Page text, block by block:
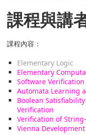
課程與講
課程內容：
Elementary Logic
Elementary
Software
Automata Learning
Boolean
Verification
Verification of
Vienna